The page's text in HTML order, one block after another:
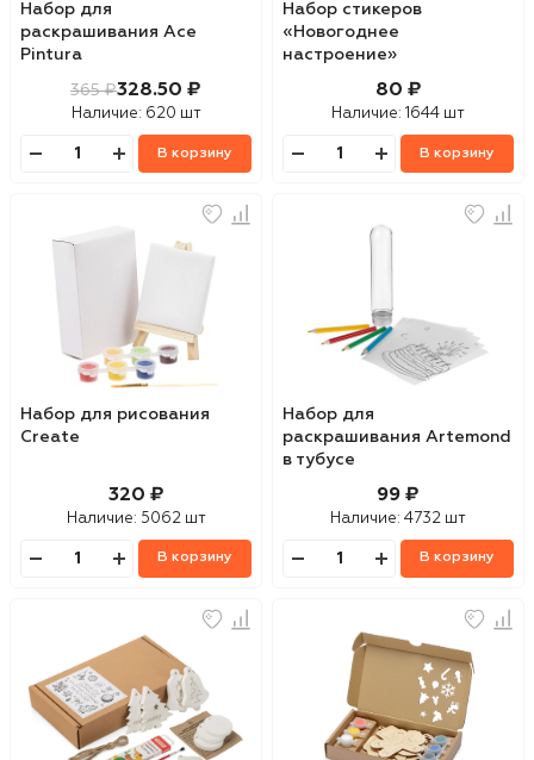
Набор для
раскрашивания Ace
Pintura
365 ₽328.50 ₽
Наличие: 620 шт
В корзину
Набор стикеров
«Новогоднее
настроение»
80 ₽
Наличие: 1644 шт
В корзину
Набор для рисования
Create
320 ₽
Наличие: 5062 шт
В корзину
Набор для
раскрашивания Artemond
в тубусе
99 ₽
Наличие: 4732 шт
В корзину